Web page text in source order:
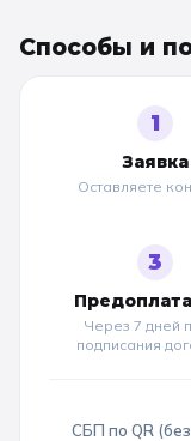
Способы и
1
Заявка
Оставляете
3
Через 7 дней
подписания
СБП по QR